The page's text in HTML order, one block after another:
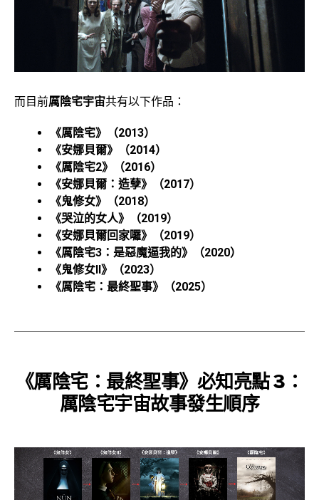
而目前厲陰宅宇宙共有以下作品：
《厲陰宅》（2013）
《安娜貝爾》（2014）
《厲陰宅2》（2016）
《安娜貝爾：造孽》（2017）
《鬼修女》（2018）
《哭泣的女人》（2019）
《安娜貝爾回家囉》（2019）
《厲陰宅3：是惡魔逼我的》（2020）
《鬼修女II》（2023）
《厲陰宅：最終聖事》（2025）
《厲陰宅：最終聖事》必知亮點 3：
厲陰宅宇宙故事發生順序